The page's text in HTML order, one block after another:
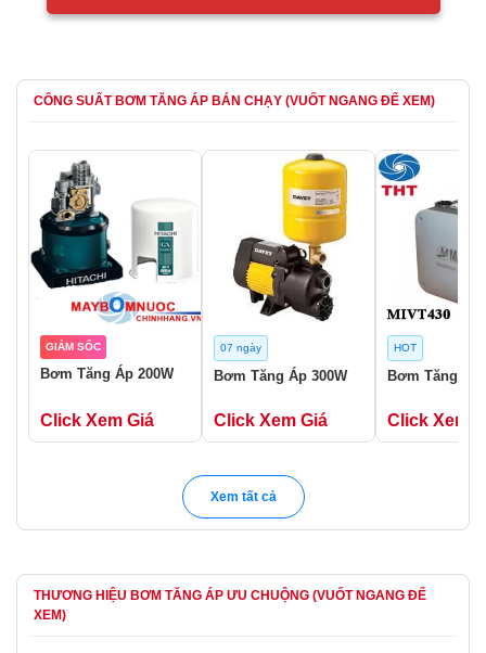
CÔNG SUẤT BƠM TĂNG ÁP BÁN CHẠY (VUỐT NGANG ĐỂ XEM)
GIẢM SỐC
Bơm Tăng Áp 200W
Click Xem Giá
07 ngày
Bơm Tăng Áp 300W
Click Xem Giá
HOT
Bơm Tăng Áp
Click Xem
Xem tất cả
THƯƠNG HIỆU BƠM TĂNG ÁP ƯU CHUỘNG (VUỐT NGANG ĐỂ
XEM)